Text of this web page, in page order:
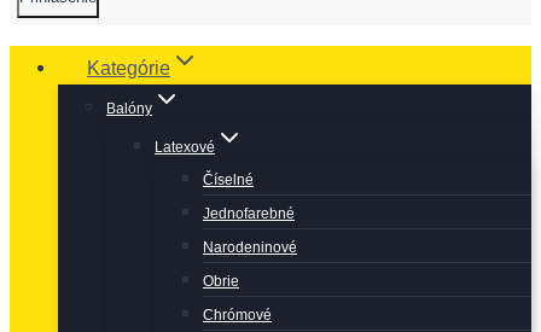
Kategórie
Balóny
Latexové
Číselné
Jednofarebné
Narodeninové
Obrie
Chrómové